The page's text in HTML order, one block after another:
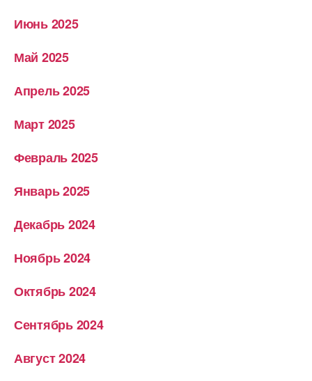
Июнь 2025
Май 2025
Апрель 2025
Март 2025
Февраль 2025
Январь 2025
Декабрь 2024
Ноябрь 2024
Октябрь 2024
Сентябрь 2024
Август 2024